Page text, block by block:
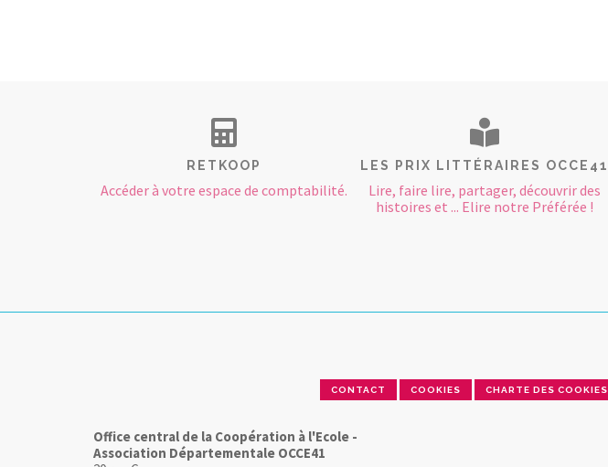
RETKOOP
Accéder à votre espace de comptabilité.
LES PRIX LITTÉRAIRES OCCE41
Lire, faire lire, partager, découvrir des
histoires et ... Elire notre Préférée !
CONTACT COOKIES CHARTE DES COOKIES
Office central de la Coopération à l'Ecole -
Association Départementale OCCE41